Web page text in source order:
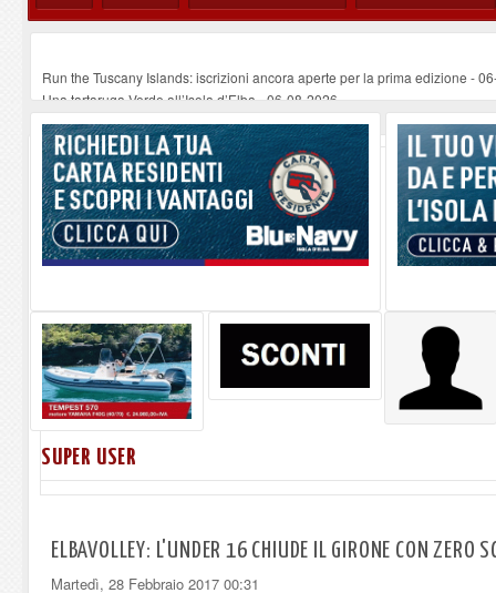
Run the Tuscany Islands: iscrizioni ancora aperte per la prima edizione -
Una tartaruga Verde all’Isola d’Elba-06-08-2026
Furgone in fiamme a Capoliveri, illeso il conducente-06-08-2026
Campo: chiusura della biblioteca comunale in occasione del Santo Patrono
A Carpani si apre la Festa di Liberazione: il programma della prima serata-
SUPER USER
ELBAVOLLEY: L'UNDER 16 CHIUDE IL GIRONE CON ZERO
Martedì, 28 Febbraio 2017 00:31